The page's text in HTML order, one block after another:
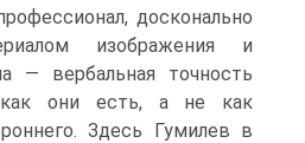
досконально
изображения и
— вербальная точность
они есть, а не как
Здесь Гумилев в